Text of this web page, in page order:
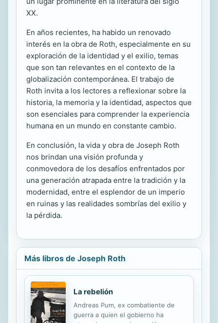
XX.
En años recientes, ha habido un renovado
interés en la obra de Roth, especialmente en su
exploración de la identidad y el exilio, temas
que son tan relevantes en el contexto de la
globalización contemporánea. El trabajo de
Roth invita a los lectores a reflexionar sobre la
historia, la memoria y la identidad, aspectos que
son esenciales para comprender la experiencia
humana en un mundo en constante cambio.
En conclusión, la vida y obra de Joseph Roth
nos brindan una visión profunda y
conmovedora de los desafíos enfrentados por
una generación atrapada entre la tradición y la
modernidad, entre el esplendor de un imperio
en ruinas y las realidades sombrías del exilio y
la pérdida.
Más libros de Joseph Roth
La rebelión
Andreas Pum, ex combatiente de
guerra a quien el gobierno ha